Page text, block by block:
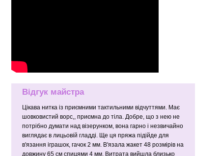
Відгук майстра
Цікава нитка із приємними тактильними відчуттями. Має
шовковистий ворс,, приємна до тіла. Добре, що з нею не
потрібно думати над візерунком, вона гарно і незвичайно
виглядає в лицьовій гладді. Ще ця пряжа підійде для
в'язання іграшок, гачок 2 мм. В'язала жакет 48 розмірів на
довжину 65 см спицями 4 мм. Витрата вийшла близько